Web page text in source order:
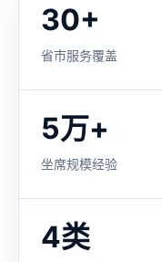
30+
省市服务覆盖
5万+
坐席规模经验
4类